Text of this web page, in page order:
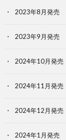
2023年8月発売
2023年9月発売
2024年10月発売
2024年11月発売
2024年12月発売
2024年1月発売